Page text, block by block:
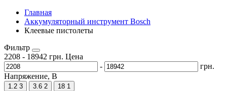
Главная
Аккумуляторный инструмент Bosch
Клеевые пистолеты
Фильтр
2208 - 18942 грн. Цена
-
грн.
Напряжение, В
1.2 3 3.6 2 18 1